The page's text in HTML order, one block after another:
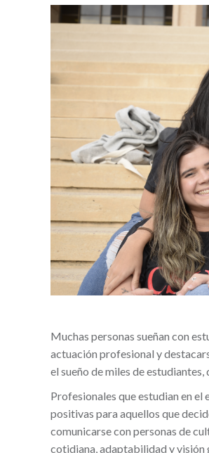
Muchas personas sueñan con
actuación profesional y
el sueño de miles de
Profesionales que estudian en
positivas para aquellos que
comunicarse con personas de
cotidiana, adaptabilidad y visión